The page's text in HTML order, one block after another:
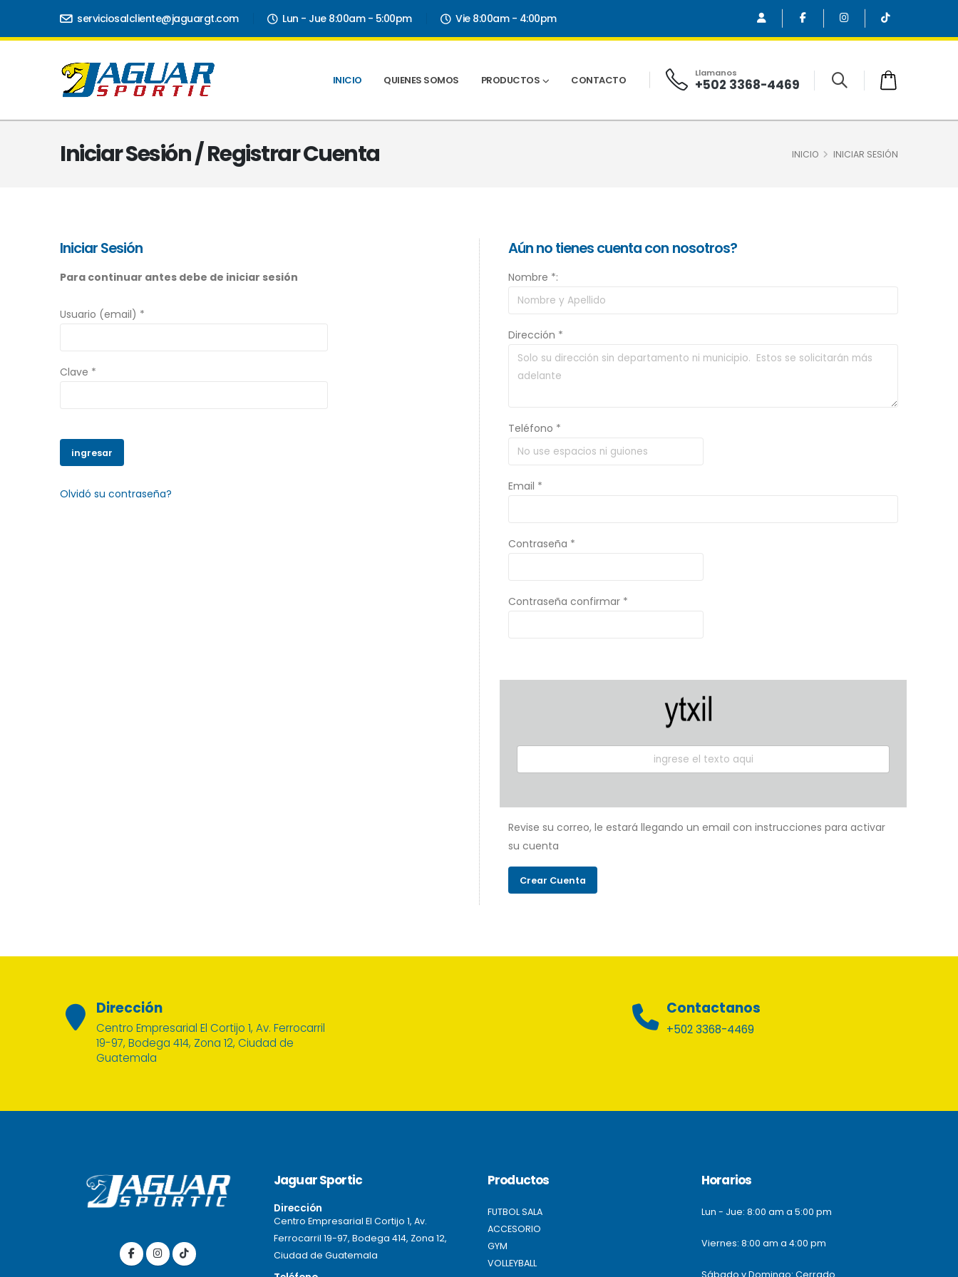
serviciosalcliente@jaguargt.com Lun - Jue 8:00am - 5:00pm Vie 8:00am - 4:00pm
INICIO QUIENES SOMOS PRODUCTOS CONTACTO
Llamanos
+502 3368-4469
Iniciar Sesión / Registrar Cuenta INICIO INICIAR SESIÓN
Iniciar Sesión
Para continuar antes debe de iniciar sesión
Usuario (email) *
Clave *
Olvidó su contraseña?
Aún no tienes cuenta con nosotros?
Nombre *:
Dirección *
Teléfono *
Email *
Contraseña *
Contraseña confirmar *
Revise su correo, le estará llegando un email con instrucciones para activar
su cuenta
Dirección
Centro Empresarial El Cortijo 1, Av. Ferrocarril
19-97, Bodega 414, Zona 12, Ciudad de
Guatemala
Contactanos
+502 3368-4469
Jaguar Sportic
Dirección
Centro Empresarial El Cortijo 1, Av.
Ferrocarril 19-97, Bodega 414, Zona 12,
Ciudad de Guatemala
Productos
FUTBOL SALA
ACCESORIO
GYM
VOLLEYBALL
Horarios
Lun - Jue: 8:00 am a 5:00 pm
Viernes: 8:00 am a 4:00 pm
Sábado y Domingo: Cerrado